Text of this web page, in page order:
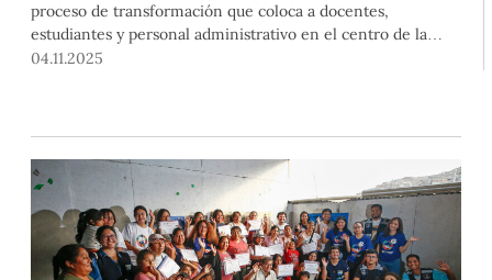
proceso de transformación que coloca a docentes,
estudiantes y personal administrativo en el centro de la
Responsabilidad Social Universitaria, reafirmando su papel
04.11.2025